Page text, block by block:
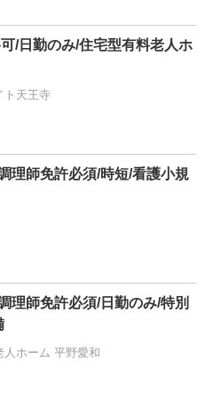
/日勤のみ/住宅型有料老人ホ
ト天王寺
理師免許必須/時短/看護小規
理師免許必須/日勤のみ/特別
ホーム 平野愛和